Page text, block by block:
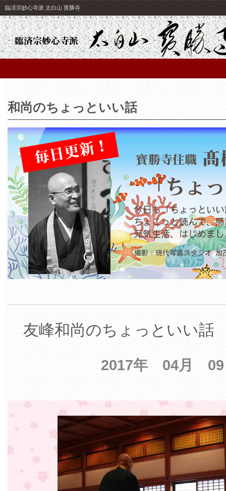
臨済宗妙心寺派 太白山 寳勝寺
和尚のちょっといい話
友峰和尚のちょっといい話
2017年 04月